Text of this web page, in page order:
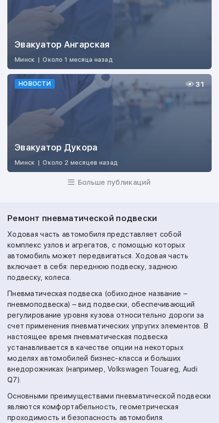
Эвакуатор Ангарская
Минск | Около 1 месяца назад
НОВОСТИ
Эвакуатор Дукора
Минск | Около 2 месяцев назад
31
Больше публикаций
Ремонт пневматической подвески
Ходовая часть автомобиля представляет собой
комплекс узлов и агрегатов, с помощью которых
автомобиль может передвигаться. Ходовая часть
включает в себя: переднюю подвеску, заднюю
подвеску, колеса.
Пневматическая подвеска (обиходное название –
пневмоподвеска) – вид подвески, обеспечивающий
регулирование уровня кузова относительно дороги за
счет применения пневматических упругих элементов. В
настоящее время пневматическая подвеска
устанавливается в качестве опции на некоторых
моделях автомобилей бизнес-класса и больших
внедорожниках (например, Volkswagen Touareg, Audi
Q7).
Основными преимуществами пневматической подвески
являются комфортабельность, геометрическая
проходимость и безопасность автомобиля.